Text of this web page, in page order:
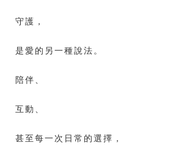
守護，
是愛的另一種說法。
陪伴、
互動、
甚至每一次日常的選擇，